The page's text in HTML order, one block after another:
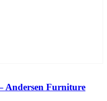
Andersen Furniture